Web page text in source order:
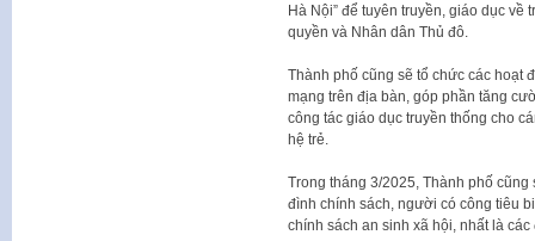
Hà Nội” để tuyên truyền, giáo dục
quyền và Nhân dân Thủ đô.
Thành phố cũng sẽ tổ chức các hoạt
mạng trên địa bàn, góp phần tăng
công tác giáo dục truyền thống cho
hệ trẻ.
Trong tháng 3/2025, Thành phố
đình chính sách, người có công tiêu
chính sách an sinh xã hội, nhất là